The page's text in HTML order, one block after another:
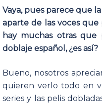
Vaya, pues parece que
aparte de las voces
hay muchas otras que
doblaje español, ¿es así?
Bueno, nosotros
quieren verlo todo en
series y las pelis